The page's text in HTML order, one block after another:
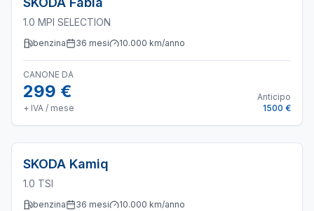
1.0 MPI SELECTION
benzina 36 mesi 10.000 km/anno
CANONE DA
299 €
+ IVA / mese
Anticipo
1500 €
SKODA Kamiq
1.0 TSI
benzina 36 mesi 10.000 km/anno